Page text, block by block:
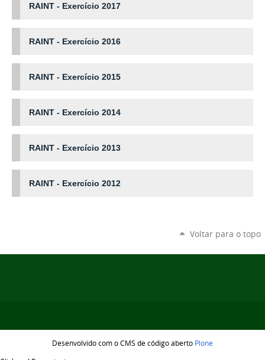
RAINT - Exercício 2017
RAINT - Exercício 2016
RAINT - Exercício 2015
RAINT - Exercício 2014
RAINT - Exercício 2013
RAINT - Exercício 2012
Voltar para o topo
Desenvolvido com o CMS de código aberto Plone